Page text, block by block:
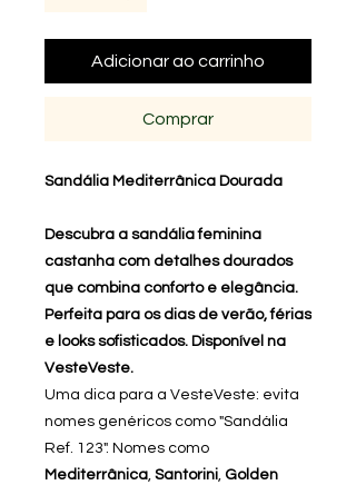
Adicionar ao carrinho
Comprar
Sandália Mediterrânica Dourada
Descubra a sandália feminina
castanha com detalhes dourados
que combina conforto e elegância.
Perfeita para os dias de verão, férias
e looks sofisticados. Disponível na
VesteVeste.
Uma dica para a VesteVeste: evita
nomes genéricos como "Sandália
Ref. 123". Nomes como
Mediterrânica, Santorini, Golden